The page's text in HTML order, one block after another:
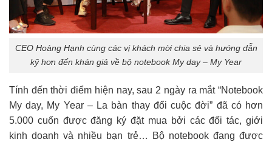
CEO Hoàng Hạnh cùng các vị khách mời chia sẻ và hướng dẫn
kỹ hơn đến khán giả về bộ notebook My day – My Year
Tính đến thời điểm hiện nay, sau 2 ngày ra mắt “Notebook
My day, My Year – La bàn thay đổi cuộc đời” đã có hơn
5.000 cuốn được đăng ký đặt mua bởi các đối tác, giới
kinh doanh và nhiều bạn trẻ… Bộ notebook đang được